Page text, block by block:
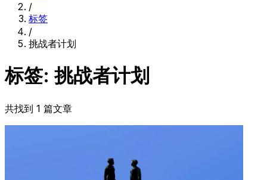
/
标签
/
挑战者计划
标签: 挑战者计划
共找到 1 篇文章